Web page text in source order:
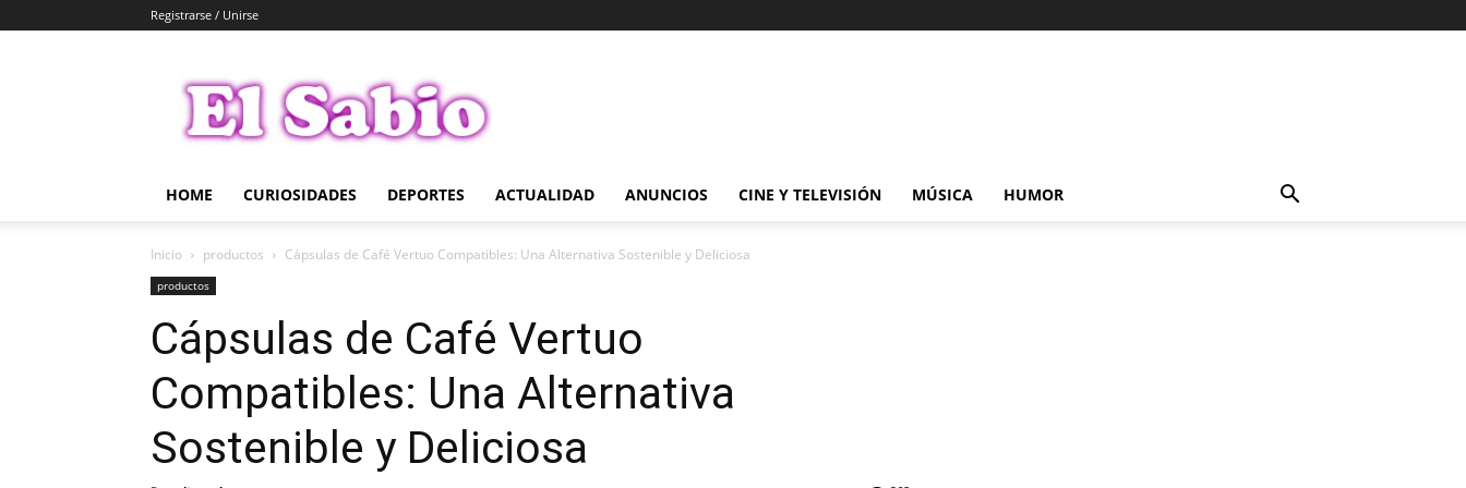
Registrarse / Unirse
Sabio
HOME CURIOSIDADES DEPORTES ACTUALIDAD ANUNCIOS CINE Y TELEVISIÓN MÚSICA HUMOR
Inicio productos Cápsulas de Café Vertuo Compatibles: Una Alternativa Sostenible y Deliciosa
productos
Cápsulas de Café Vertuo
Compatibles: Una Alternativa
Sostenible y Deliciosa